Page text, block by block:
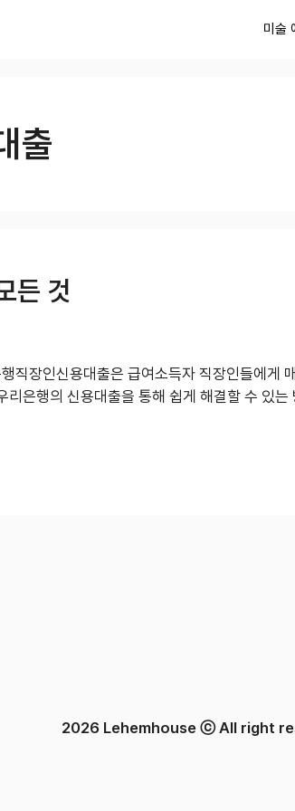
미술
출
든 것
직장인신용대출은 급여소득자 직장인들에게
리은행의 신용대출을 통해 쉽게 해결할 수 있
2026 Lehemhouse ⓒ All right